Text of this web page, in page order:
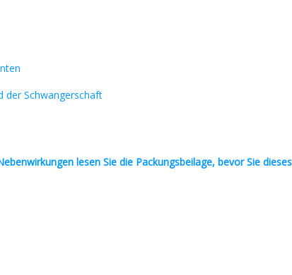
der Schwangerschaft
lesen Sie die Packungsbeilage, bevor Sie dieses